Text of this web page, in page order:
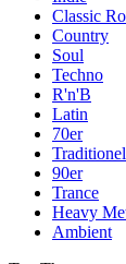
Classic
Country
Soul
Techno
R'n'B
Latin
70er
90er
Trance
Heavy
Ambient